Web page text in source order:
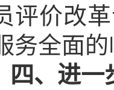
评价改
务全面
四、进